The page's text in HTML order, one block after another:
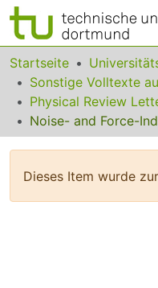
Bereiche & Sammlungen
Das gesamte
Statistiken
Startseite
Physical Review
Dieses Item wurde